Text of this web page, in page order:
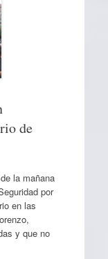
de
la mañana
por
en las
y que no